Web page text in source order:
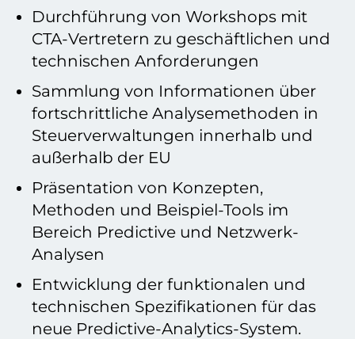
Durchführung von Workshops mit
CTA-Vertretern zu geschäftlichen und
technischen Anforderungen
Sammlung von Informationen über
fortschrittliche Analysemethoden in
Steuerverwaltungen innerhalb und
außerhalb der EU
Präsentation von Konzepten,
Methoden und Beispiel-Tools im
Bereich Predictive und Netzwerk-
Analysen
Entwicklung der funktionalen und
technischen Spezifikationen für das
neue Predictive-Analytics-System.